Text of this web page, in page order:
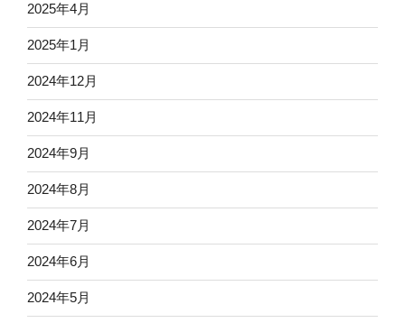
2025年4月
2025年1月
2024年12月
2024年11月
2024年9月
2024年8月
2024年7月
2024年6月
2024年5月